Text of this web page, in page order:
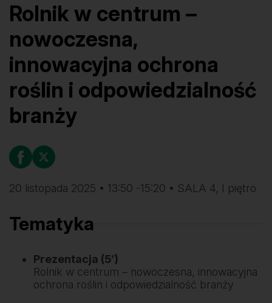
Rolnik w centrum –
nowoczesna,
innowacyjna ochrona
roślin i odpowiedzialność
branży
20 listopada 2025 • 13:50 -15:20 • SALA 4, I piętro
Tematyka
Prezentacja (5’)
Rolnik w centrum – nowoczesna, innowacyjna
ochrona roślin i odpowiedzialność branży